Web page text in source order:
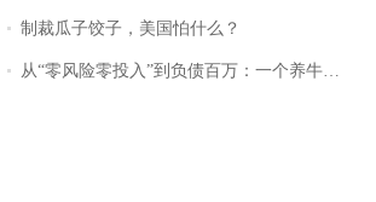
制裁瓜子饺子，美国怕什么？
从“零风险零投入”到负债百万：一个养牛项目崩盘后，谁该为农户的贷款买单丨红星调查